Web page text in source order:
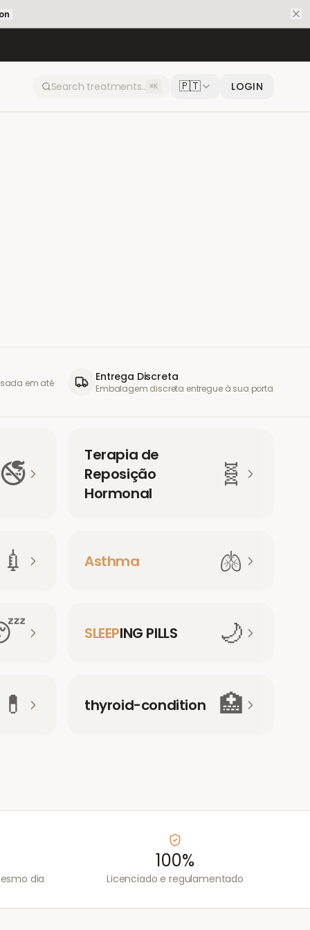
⌘K 🇵🇹 LOGIN
em até
Entrega Discreta
Embalagem discreta entregue à sua porta
🚭
Terapia de
Reposição
Hormonal
🧬
💉 Asthma 🫁
SLEEPING PILLS 🌙
💊 thyroid-condition 🏥
dia
100%
Licenciado e regulamentado